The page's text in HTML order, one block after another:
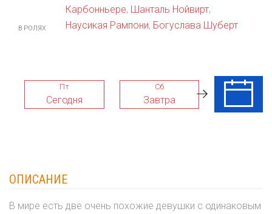
В РОЛЯХ
Карбонньере, Шанталь Нойвирт,
Наусикая Рампони, Богуслава Шуберт
Пт
Сегодня
Сб
Завтра
Вс
ОПИСАНИЕ
В мире есть две очень похожие девушки с одинаковым